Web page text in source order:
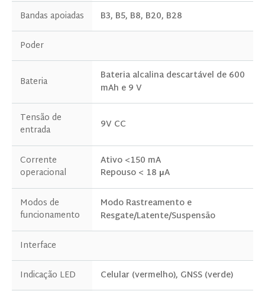
Bandas apoiadas
B3, B5, B8, B20, B28
Poder
Bateria
Bateria alcalina descartável de 600
mAh e 9 V
Tensão de
entrada
9V CC
Corrente
operacional
Ativo <150 mA
Repouso < 18 μA
Modos de
funcionamento
Modo Rastreamento e
Resgate/Latente/Suspensão
Interface
Indicação LED
Celular (vermelho), GNSS (verde)
ENTRE EM CONTATO CONOSCO
Produtos de interesse